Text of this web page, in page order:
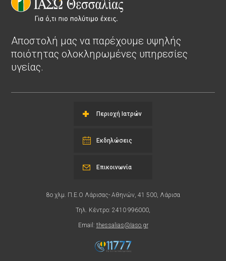
Αποστολή μας να παρέχουμε υψηλής
ποιότητας ολοκληρωμένες υπηρεσίες
υγείας.
Περιοχή Ιατρών
Εκδηλώσεις
8ο χλμ. Π.Ε.Ο Λάρισας- Αθηνών, 41 500, Λάρισα
Τηλ. Κέντρο: 2410 996000,
Email: thessalias@Iaso.gr
Επικοινωνία